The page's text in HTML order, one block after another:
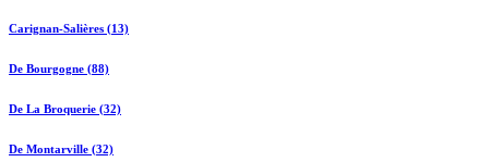
Carignan-Salières (13)
De Bourgogne (88)
De La Broquerie (32)
De Montarville (32)